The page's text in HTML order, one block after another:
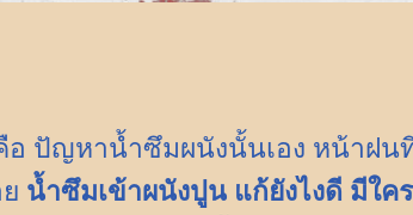
ปัญหาน้ำซึมผนังนั้นเอง หน้าฝน
น้ำซึมเข้าผนังปูน แก้ยังไงดี มีใคร